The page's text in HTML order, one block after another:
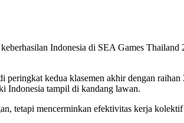
Indonesia di SEA Games
kedua klasemen akhir dengan
Indonesia tampil di kandang lawan.
tetapi mencerminkan efektivitas kerja